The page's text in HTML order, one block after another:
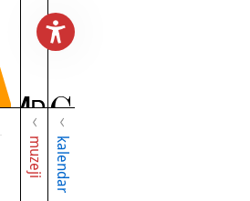
muzeji kalendar